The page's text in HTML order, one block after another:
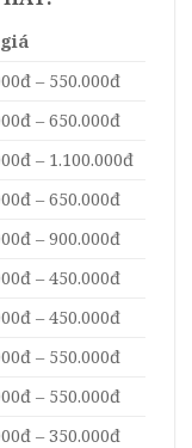
– 550.000đ
– 650.000đ
– 1.100.000đ
– 650.000đ
– 900.000đ
– 450.000đ
– 450.000đ
– 550.000đ
– 550.000đ
– 350.000đ